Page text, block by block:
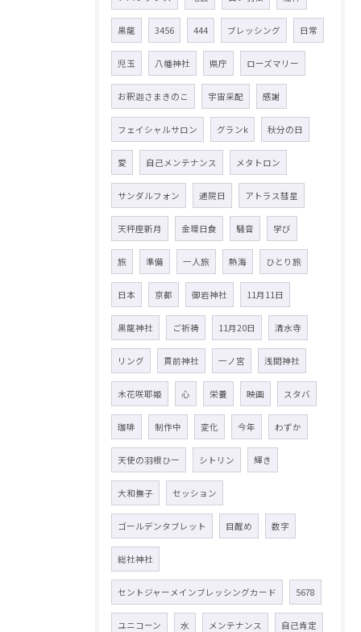
黒龍 3456 444 ブレッシング 日常
児玉 八幡神社 県庁 ローズマリー
お釈迦さまきのこ 宇宙采配 感謝
フェイシャルサロン グランk 秋分の日
愛 自己メンテナンス メタトロン
サンダルフォン 通院日 アトラス彗星
天秤座新月 金環日食 騒音 学び
旅 準備 一人旅 熱海 ひとり旅
日本 京都 御岩神社 11月11日
黒龍神社 ご祈祷 11月20日 清水寺
リング 貫前神社 一ノ宮 浅間神社
木花咲耶姫 心 栄養 映画 スタバ
珈琲 制作中 変化 今年 わずか
天使の羽根ひー シトリン 輝き
大和撫子 セッション
ゴールデンタブレット 目醒め 数字
総社神社
セントジャーメインブレッシングカード 5678
ユニコーン 水 メンテナンス 自己肯定